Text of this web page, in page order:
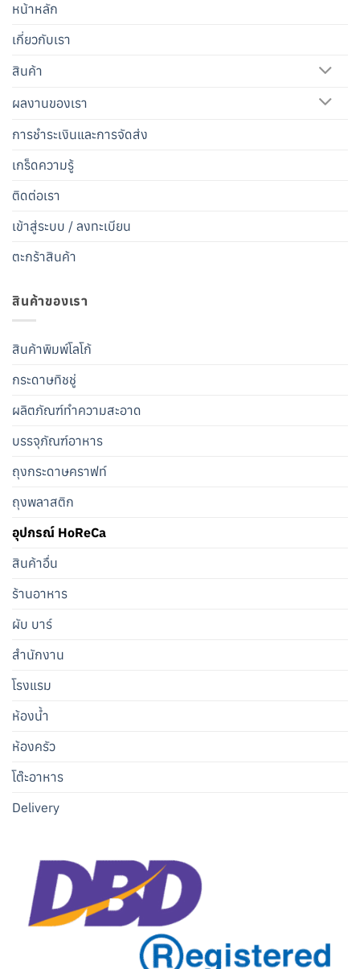
หน้าหลัก
เกี่ยวกับเรา
สินค้า
ผลงานของเรา
การชำระเงินและการจัดส่ง
เกร็ดความรู้
ติดต่อเรา
เข้าสู่ระบบ / ลงทะเบียน
ตะกร้าสินค้า
สินค้าของเรา
สินค้าพิมพ์โลโก้
กระดาษทิชชู่
ผลิตภัณฑ์ทำความสะอาด
บรรจุภัณฑ์อาหาร
ถุงกระดาษคราฟท์
ถุงพลาสติก
อุปกรณ์ HoReCa
สินค้าอื่น
ร้านอาหาร
ผับ บาร์
สำนักงาน
โรงแรม
ห้องน้ำ
ห้องครัว
โต๊ะอาหาร
Delivery